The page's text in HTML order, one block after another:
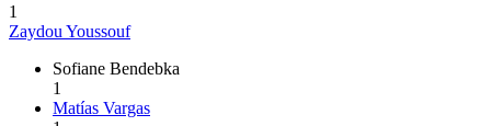
1
Zaydou Youssouf
Sofiane Bendebka
1
Matías Vargas